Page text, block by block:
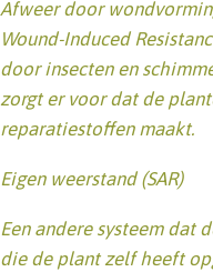
Afweer door
Wound-Induced
door insecten en
zorgt er voor dat de
reparatiestoffen maakt.
Eigen weerstand (SAR)
Een andere systeem dat
die de plant zelf heeft